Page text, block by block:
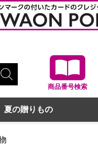
商品番号検索
夏の贈りもの